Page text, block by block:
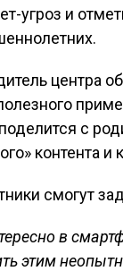
угроз и
центра
с
контента и
смогут
в
этим